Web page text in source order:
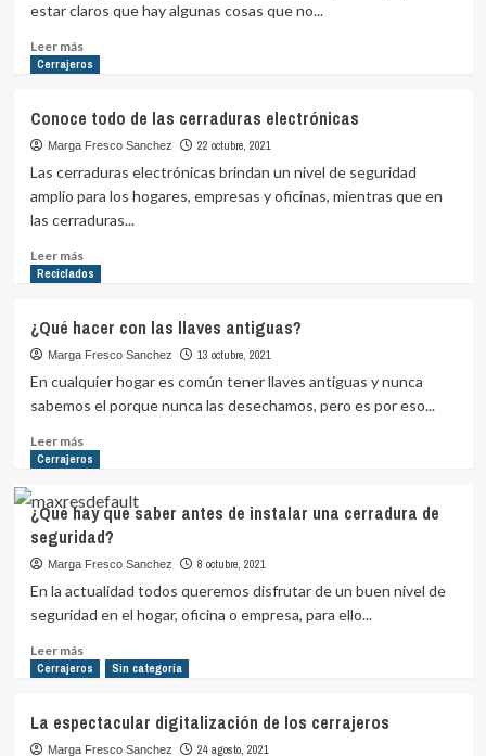
asunto
importante
estar claros que hay algunas cosas que no...
Leer másLeer
más
bien
utilizar
elementos
de
mano?
Cerrajeros
Conoce todo de las cerraduras electrónicas
Marga Fresco Sanchez 22 octubre, 2021
Las cerraduras electrónicas brindan un nivel de seguridad
amplio para los hogares, empresas y oficinas, mientras que en
las cerraduras...
Leer másLeer
más
todo
de
las
cerraduras
electrónicas
Reciclados
¿Qué hacer con las llaves antiguas?
Marga Fresco Sanchez 13 octubre, 2021
En cualquier hogar es común tener llaves antiguas y nunca
sabemos el porque nunca las desechamos, pero es por eso...
Leer másLeer
más
¿Qué
hacer
con
las
llaves
Cerrajeros
¿Qué hay que saber antes de instalar una cerradura de
seguridad?
Marga Fresco Sanchez 8 octubre, 2021
En la actualidad todos queremos disfrutar de un buen nivel de
seguridad en el hogar, oficina o empresa, para ello...
Leer másLeer
más
hay
que
Cerrajeros Sin categoría
La espectacular digitalización de los cerrajeros
Marga Fresco Sanchez 24 agosto, 2021